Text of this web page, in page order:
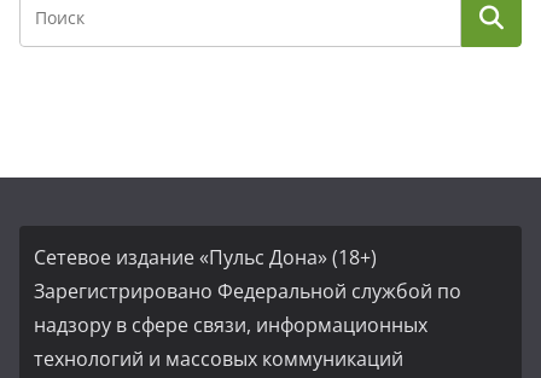
Сетевое издание «Пульс Дона» (18+)
Зарегистрировано Федеральной службой по
надзору в сфере связи, информационных
технологий и массовых коммуникаций